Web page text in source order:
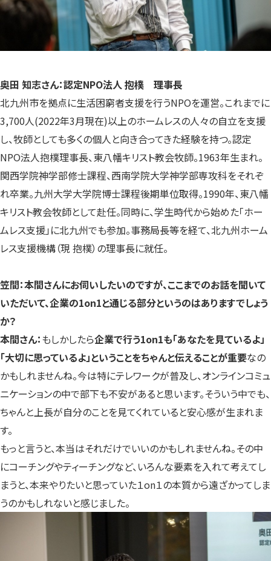
奥田 知志さん：認定NPO法人 抱樸 理事長
北九州市を拠点に生活困窮者支援を行うNPOを運営。これまでに
3,700人(2022年3月現在)以上のホームレスの人々の自立を支援
し、牧師としても多くの個人と向き合ってきた経験を持つ。認定
NPO法人抱樸理事長、東八幡キリスト教会牧師。1963年生まれ。
関西学院神学部修士課程、西南学院大学神学部専攻科をそれぞ
れ卒業。九州大学大学院博士課程後期単位取得。1990年、東八幡
キリスト教会牧師として赴任。同時に、学生時代から始めた「ホー
ムレス支援」に北九州でも参加。事務局長等を経て、北九州ホーム
レス支援機構（現 抱樸）の理事長に就任。
笠間：本間さんにお伺いしたいのですが、ここまでのお話を聞いて
いただいて、企業の1on1と通じる部分というのはありますでしょう
か？
本間さん：もしかしたら企業で行う1on1も「あなたを見ているよ」
「大切に思っているよ」ということをちゃんと伝えることが重要なの
かもしれませんね。今は特にテレワークが普及し、オンラインコミュ
ニケーションの中で部下も不安があると思います。そういう中でも、
ちゃんと上長が自分のことを見てくれていると安心感が生まれま
す。
もっと言うと、本当はそれだけでいいのかもしれませんね。その中
にコーチングやティーチングなど、いろんな要素を入れて考えてし
まうと、本来やりたいと思っていた１on１の本質から遠ざかってしま
うのかもしれないと感じました。